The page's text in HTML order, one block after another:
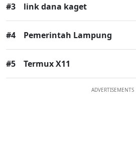
#3 link dana kaget
#4 Pemerintah Lampung
#5 Termux X11
ADVERTISEMENTS